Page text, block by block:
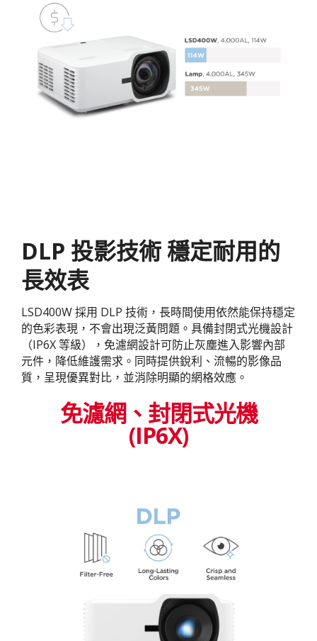
DLP 投影技術 穩定耐用的
長效表​
LSD400W 採用 DLP 技術，長時間使用依然能保持穩定
的色彩表現，不會出現泛黃問題。具備封閉式光機設計
（IP6X 等級），免濾網設計可防止灰塵進入影響內部
元件，降低維護需求。同時提供銳利、流暢的影像品
質，呈現優異對比，並消除明顯的網格效應。
免濾網、封閉式光機
(IP6X)